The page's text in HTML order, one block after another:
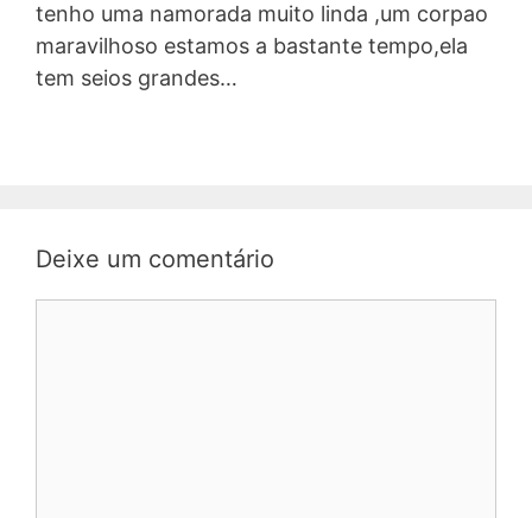
tenho uma namorada muito linda ,um corpao
maravilhoso estamos a bastante tempo,ela
tem seios grandes…
Deixe um comentário